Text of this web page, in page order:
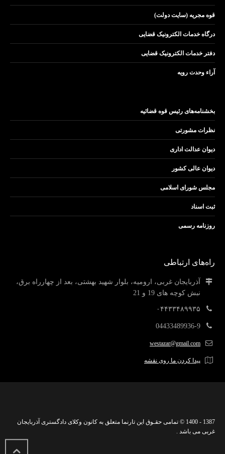
قوه مجریه (سایت دولت)
درگاه خدمات الکترونیک قضایی
دفتر خدمات الکترونیک قضایی
آراء وحدت رویه
بخشنامه‌های رئیس قوه قضائیه
نظرات مشورتی
دیوان عدالت اداری
دیوان عالی کشور
مجلس شورای اسلامی
ثبت اسناد
روزنامه رسمی
راه‌های ارتباطی
آذربایجان غربی، ارومیه، بلوار شهید بهشتی، بعد از چهارراه برق،
نبش کوچه های 19 و 21
۰۴۴۳۳۴۸۹۹۳۵
04433489936-9
westazar@gmail.com
پیدا کردن ما روی نقشه
1387 - 1400 © تمامی حقـوق این تارنما متعلق به کانون وکلای دادگستری آذربایجان
غربی می باشد .